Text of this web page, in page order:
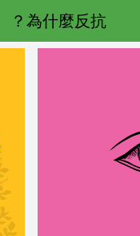
為什麼反抗？